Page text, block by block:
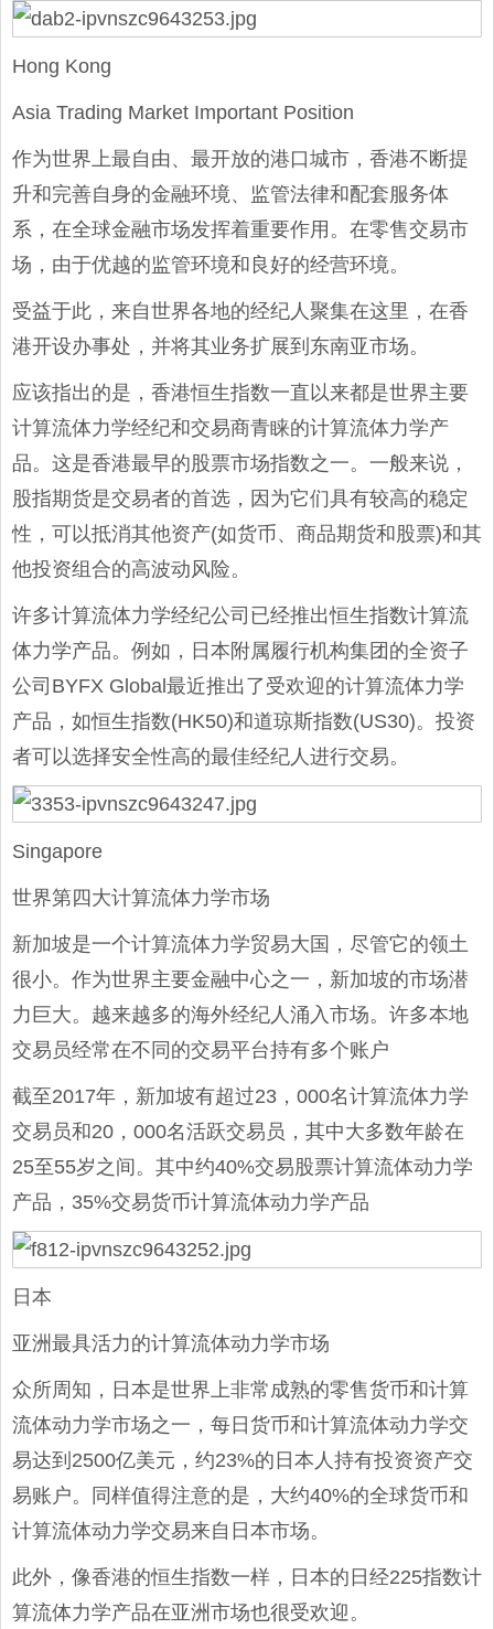
Hong Kong
Asia Trading Market Important Position
作为世界上最自由、最开放的港口城市，香港不断提
升和完善自身的金融环境、监管法律和配套服务体
系，在全球金融市场发挥着重要作用。在零售交易市
场，由于优越的监管环境和良好的经营环境。
受益于此，来自世界各地的经纪人聚集在这里，在香
港开设办事处，并将其业务扩展到东南亚市场。
应该指出的是，香港恒生指数一直以来都是世界主要
计算流体力学经纪和交易商青睐的计算流体力学产
品。这是香港最早的股票市场指数之一。一般来说，
股指期货是交易者的首选，因为它们具有较高的稳定
性，可以抵消其他资产(如货币、商品期货和股票)和其
他投资组合的高波动风险。
许多计算流体力学经纪公司已经推出恒生指数计算流
体力学产品。例如，日本附属履行机构集团的全资子
公司BYFX Global最近推出了受欢迎的计算流体力学
产品，如恒生指数(HK50)和道琼斯指数(US30)。投资
者可以选择安全性高的最佳经纪人进行交易。
Singapore
世界第四大计算流体力学市场
新加坡是一个计算流体力学贸易大国，尽管它的领土
很小。作为世界主要金融中心之一，新加坡的市场潜
力巨大。越来越多的海外经纪人涌入市场。许多本地
交易员经常在不同的交易平台持有多个账户
截至2017年，新加坡有超过23，000名计算流体力学
交易员和20，000名活跃交易员，其中大多数年龄在
25至55岁之间。其中约40%交易股票计算流体动力学
产品，35%交易货币计算流体动力学产品
日本
亚洲最具活力的计算流体动力学市场
众所周知，日本是世界上非常成熟的零售货币和计算
流体动力学市场之一，每日货币和计算流体动力学交
易达到2500亿美元，约23%的日本人持有投资资产交
易账户。同样值得注意的是，大约40%的全球货币和
计算流体动力学交易来自日本市场。
此外，像香港的恒生指数一样，日本的日经225指数计
算流体力学产品在亚洲市场也很受欢迎。